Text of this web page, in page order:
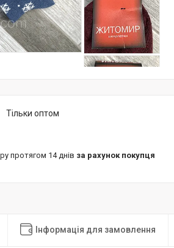
Тільки оптом
протягом 14 днів за рахунок покупця
Інформація для замовлення